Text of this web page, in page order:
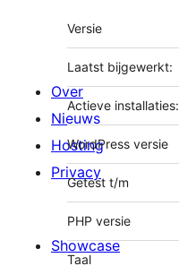
Meta
Versie
Laatst bijgewerkt:
Actieve installaties:
WordPress versie
Getest t/m
PHP versie
Taal
Over
Nieuws
Hosting
Privacy
Showcase